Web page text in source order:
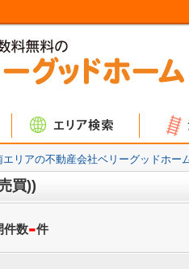
戸建て
マンション
土地 マ
リアの不動産会社ベリーグッドホー
買))
件数-件